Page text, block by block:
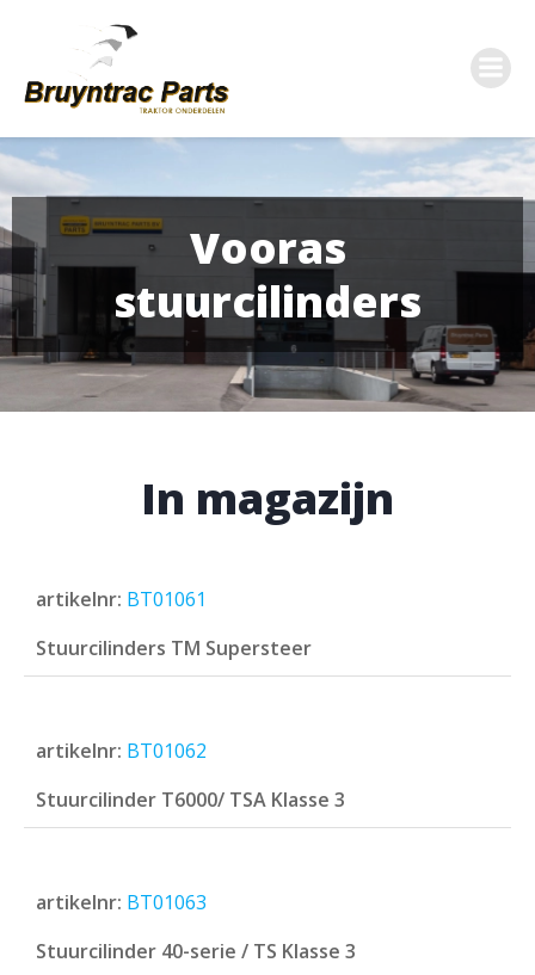
Vooras
stuurcilinders
In magazijn
artikelnr: BT01061
Stuurcilinders TM Supersteer
artikelnr: BT01062
Stuurcilinder T6000/ TSA Klasse 3
artikelnr: BT01063
Stuurcilinder 40-serie / TS Klasse 3